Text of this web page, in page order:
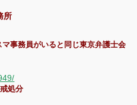
所
事務員がいると同じ東京弁護士会
処分